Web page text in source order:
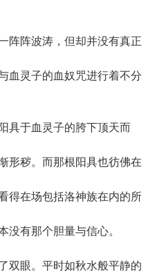
阵波涛，但却并没有真正
血灵子的血奴咒进行着不分
于血灵子的胯下顶天而
形秽。而那根阳具也彷佛在
得在场包括洛神族在内的所
没有那个胆量与信心。
眼。平时如秋水般平静的